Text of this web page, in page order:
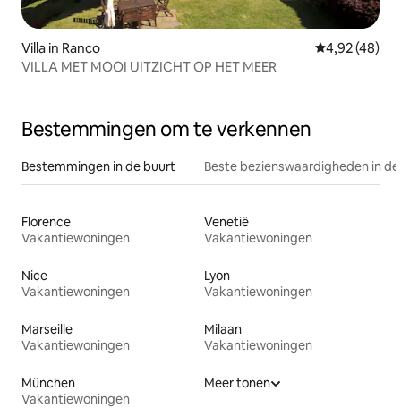
Villa in Ranco Gemiddelde
4,92 (48)
VILLA MET MOOI UITZICHT OP HET MEER
Bestemmingen om te verkennen
Bestemmingen in de buurt Beste bezienswaardigheden in
Florence
Vakantiewoningen
Venetië
Vakantiewoningen
Nice
Vakantiewoningen
Lyon
Vakantiewoningen
Marseille
Vakantiewoningen
Milaan
Vakantiewoningen
München
Vakantiewoningen
Meer tonen